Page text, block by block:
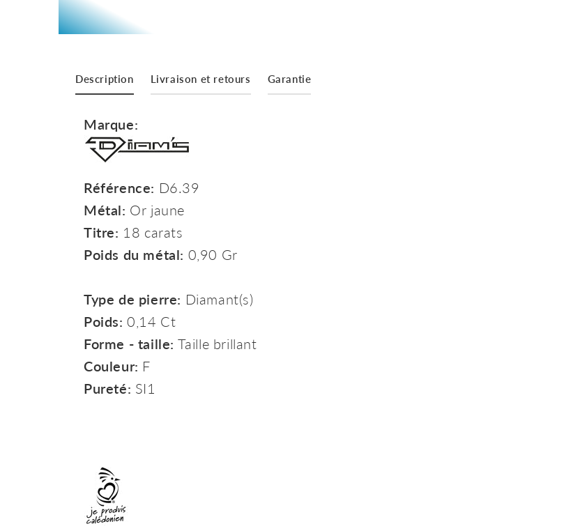
Description Livraison et retours Garantie
Marque:
Référence: D6.39
Métal: Or jaune
Titre: 18 carats
Poids du métal: 0,90 Gr
Type de pierre: Diamant(s)
Poids: 0,14 Ct
Forme - taille: Taille brillant
Couleur: F
Pureté: SI1